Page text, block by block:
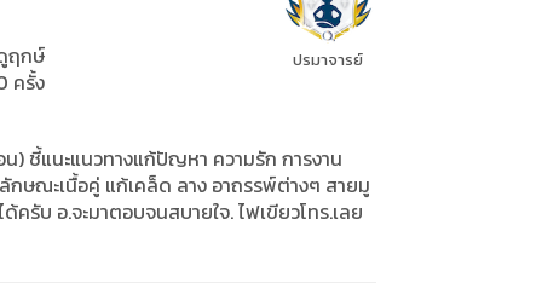
ฤกษ์
ครั้ง
ปรมาจารย์
) ชี้แนะแนวทางแก้ปัญหา ความรัก การงาน
กษณะเนื้อคู่ แก้เคล็ด ลาง อาถรรพ์ต่างๆ สายมู
ครับ อ.จะมาตอบจนสบายใจ. ไฟเขียวโทร.เลย